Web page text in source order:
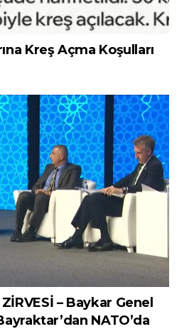
Kreş Açma Koşulları
– Baykar Genel
NATO’da